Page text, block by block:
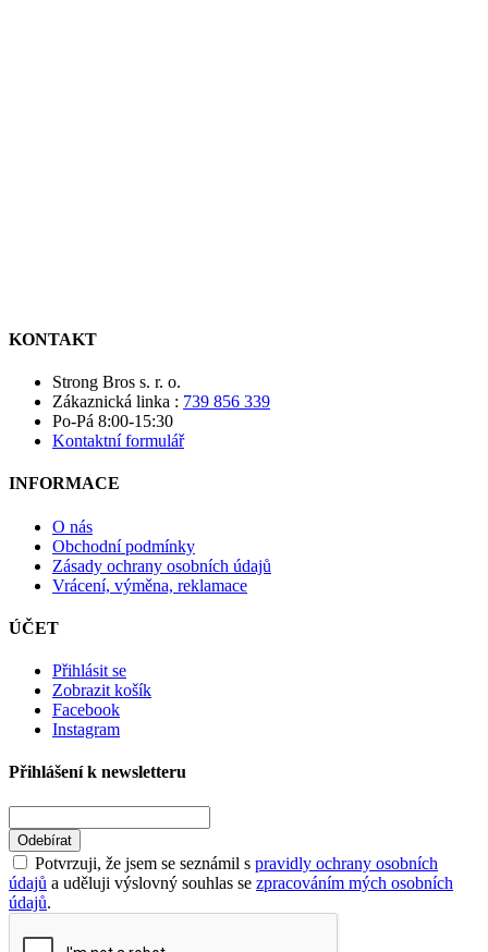
KONTAKT
Strong Bros s. r. o.
Zákaznická linka : 739 856 339
Po-Pá 8:00-15:30
Kontaktní formulář
INFORMACE
O nás
Obchodní podmínky
Zásady ochrany osobních údajů
Vrácení, výměna, reklamace
ÚČET
Přihlásit se
Zobrazit košík
Facebook
Instagram
Přihlášení k newsletteru
Odebírat
Potvrzuji, že jsem se seznámil s pravidly ochrany osobních
údajů a uděluji výslovný souhlas se zpracováním mých osobních
údajů.